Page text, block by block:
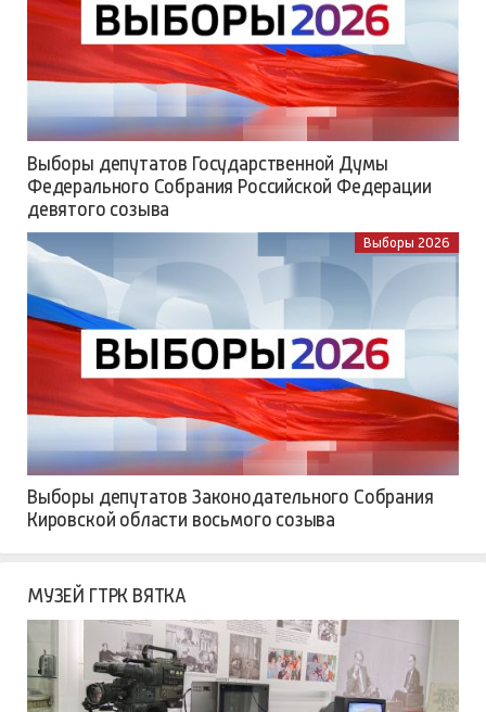
Выборы депутатов Государственной Думы
Федерального Собрания Российской Федерации
девятого созыва
Выборы 2026
Выборы депутатов Законодательного Собрания
Кировской области восьмого созыва
МУЗЕЙ ГТРК ВЯТКА